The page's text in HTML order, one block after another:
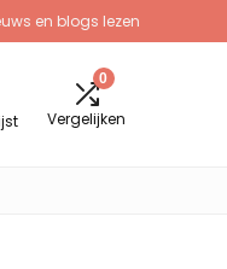
en blogs lezen
0
Vergelijken